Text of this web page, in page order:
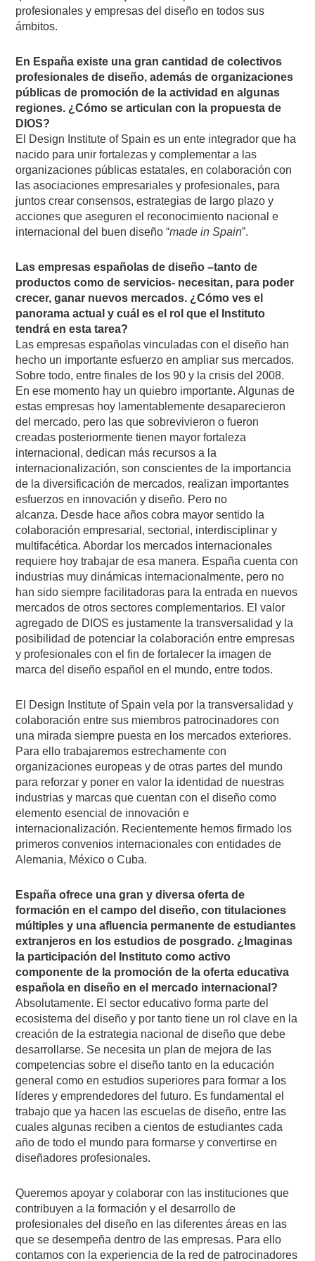
profesionales y empresas del diseño en todos sus
ámbitos.
En España existe una gran cantidad de colectivos
profesionales de diseño, además de organizaciones
públicas de promoción de la actividad en algunas
regiones. ¿Cómo se articulan con la propuesta de
DIOS?
El Design Institute of Spain es un ente integrador que ha
nacido para unir fortalezas y complementar a las
organizaciones públicas estatales, en colaboración con
las asociaciones empresariales y profesionales, para
juntos crear consensos, estrategias de largo plazo y
acciones que aseguren el reconocimiento nacional e
internacional del buen diseño “made in Spain”.
Las empresas españolas de diseño –tanto de
productos como de servicios- necesitan, para poder
crecer, ganar nuevos mercados. ¿Cómo ves el
panorama actual y cuál es el rol que el Instituto
tendrá en esta tarea?
Las empresas españolas vinculadas con el diseño han
hecho un importante esfuerzo en ampliar sus mercados.
Sobre todo, entre finales de los 90 y la crisis del 2008.
En ese momento hay un quiebro importante. Algunas de
estas empresas hoy lamentablemente desaparecieron
del mercado, pero las que sobrevivieron o fueron
creadas posteriormente tienen mayor fortaleza
internacional, dedican más recursos a la
internacionalización, son conscientes de la importancia
de la diversificación de mercados, realizan importantes
esfuerzos en innovación y diseño. Pero no
alcanza. Desde hace años cobra mayor sentido la
colaboración empresarial, sectorial, interdisciplinar y
multifacética. Abordar los mercados internacionales
requiere hoy trabajar de esa manera. España cuenta con
industrias muy dinámicas internacionalmente, pero no
han sido siempre facilitadoras para la entrada en nuevos
mercados de otros sectores complementarios. El valor
agregado de DIOS es justamente la transversalidad y la
posibilidad de potenciar la colaboración entre empresas
y profesionales con el fin de fortalecer la imagen de
marca del diseño español en el mundo, entre todos.
El Design Institute of Spain vela por la transversalidad y
colaboración entre sus miembros patrocinadores con
una mirada siempre puesta en los mercados exteriores.
Para ello trabajaremos estrechamente con
organizaciones europeas y de otras partes del mundo
para reforzar y poner en valor la identidad de nuestras
industrias y marcas que cuentan con el diseño como
elemento esencial de innovación e
internacionalización. Recientemente hemos firmado los
primeros convenios internacionales con entidades de
Alemania, México o Cuba.
España ofrece una gran y diversa oferta de
formación en el campo del diseño, con titulaciones
múltiples y una afluencia permanente de estudiantes
extranjeros en los estudios de posgrado. ¿Imaginas
la participación del Instituto como activo
componente de la promoción de la oferta educativa
española en diseño en el mercado internacional?
Absolutamente. El sector educativo forma parte del
ecosistema del diseño y por tanto tiene un rol clave en la
creación de la estrategia nacional de diseño que debe
desarrollarse. Se necesita un plan de mejora de las
competencias sobre el diseño tanto en la educación
general como en estudios superiores para formar a los
líderes y emprendedores del futuro. Es fundamental el
trabajo que ya hacen las escuelas de diseño, entre las
cuales algunas reciben a cientos de estudiantes cada
año de todo el mundo para formarse y convertirse en
diseñadores profesionales.
Queremos apoyar y colaborar con las instituciones que
contribuyen a la formación y el desarrollo de
profesionales del diseño en las diferentes áreas en las
que se desempeña dentro de las empresas. Para ello
contamos con la experiencia de la red de patrocinadores